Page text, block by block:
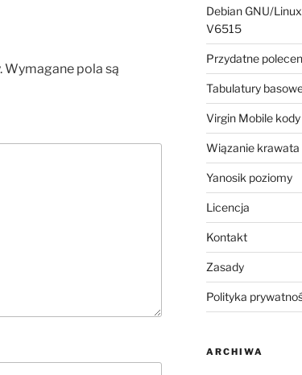
Wymagane pola są
Debian GNU/
V6515
Przydatne
Tabulatury
Virgin Mobile kody
Wiązanie krawata
Yanosik poziomy
Licencja
Kontakt
Zasady
Polityka
ARCHIWA